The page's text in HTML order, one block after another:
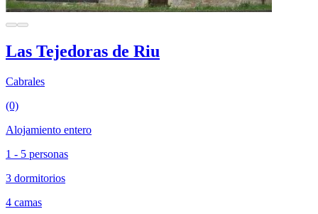
Las Tejedoras de Riu
Cabrales
(0)
Alojamiento entero
1 - 5 personas
3 dormitorios
4 camas